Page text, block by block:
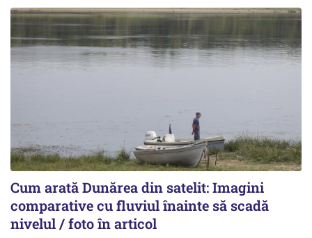
Cum arată Dunărea din satelit: Imagini
comparative cu fluviul înainte să scadă
nivelul / foto în articol